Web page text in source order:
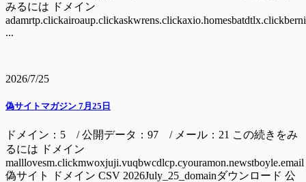
みるには ドメイン
...
2026/7/25
偽サイトマガジン 7月25日
ドメイン：5 / 公開データ：97 / メール：21 この続きをみ
るには ドメイン
malllovesm.clickmwoxjuji.vuqbwcdlcp.cyouramon.newstboyle.email
偽サイト ドメイン CSV 2026July_25_domainダウンロード 公